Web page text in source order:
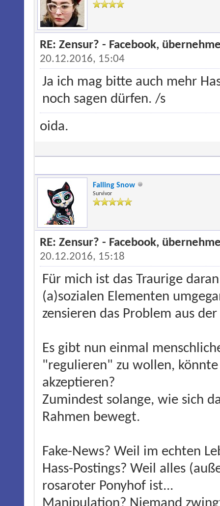
RE: Zensur? - Facebook,
20.12.2016, 15:04
Ja ich mag bitte auch mehr
noch sagen dürfen. /s
oida.
Falling Snow
Survivor
RE: Zensur? - Facebook,
20.12.2016, 15:18
Für mich ist das Traurige
(a)sozialen Elementen
zensieren das Problem aus
Es gibt nun einmal
"regulieren" zu wollen,
akzeptieren?
Zumindest solange, wie sich
Rahmen bewegt.
Fake-News? Weil im echten
Hass-Postings? Weil alles
rosaroter Ponyhof ist...
Manipulation? Niemand